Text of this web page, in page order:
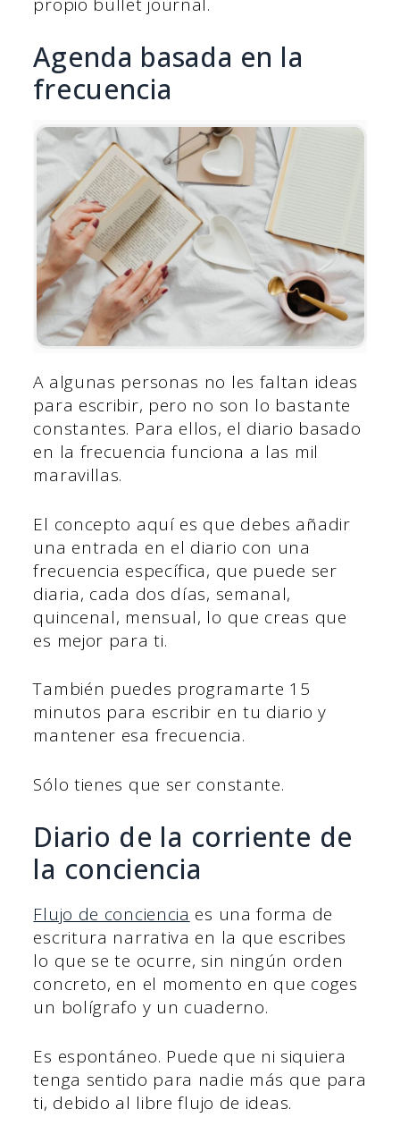
Agenda basada en la
frecuencia
A algunas personas no les faltan ideas
para escribir, pero no son lo bastante
constantes. Para ellos, el diario basado
en la frecuencia funciona a las mil
maravillas.
El concepto aquí es que debes añadir
una entrada en el diario con una
frecuencia específica, que puede ser
diaria, cada dos días, semanal,
quincenal, mensual, lo que creas que
es mejor para ti.
También puedes programarte 15
minutos para escribir en tu diario y
mantener esa frecuencia.
Sólo tienes que ser constante.
Diario de la corriente de
la conciencia
Flujo de conciencia es una forma de
escritura narrativa en la que escribes
lo que se te ocurre, sin ningún orden
concreto, en el momento en que coges
un bolígrafo y un cuaderno.
Es espontáneo. Puede que ni siquiera
tenga sentido para nadie más que para
ti, debido al libre flujo de ideas.